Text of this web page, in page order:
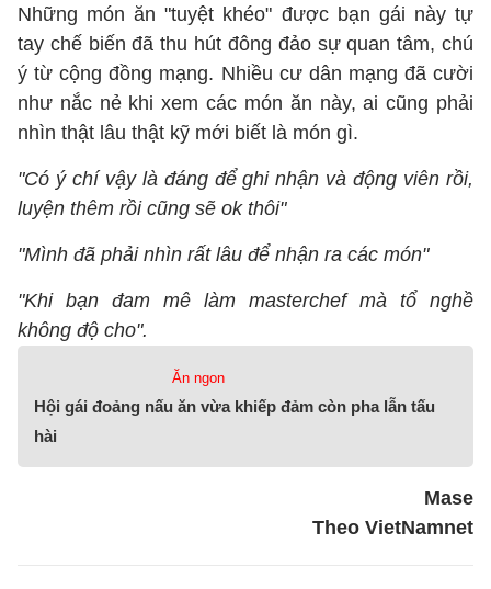
Những món ăn "tuyệt khéo" được bạn gái này tự
tay chế biến đã thu hút đông đảo sự quan tâm, chú
ý từ cộng đồng mạng. Nhiều cư dân mạng đã cười
như nắc nẻ khi xem các món ăn này, ai cũng phải
nhìn thật lâu thật kỹ mới biết là món gì.
"Có ý chí vậy là đáng để ghi nhận và động viên rồi,
luyện thêm rồi cũng sẽ ok thôi"
"Mình đã phải nhìn rất lâu để nhận ra các món"
"Khi bạn đam mê làm masterchef mà tổ nghề
không độ cho".
Ăn ngon
Hội gái đoảng nấu ăn vừa khiếp đảm còn pha lẫn tấu
hài
Mase
Theo VietNamnet